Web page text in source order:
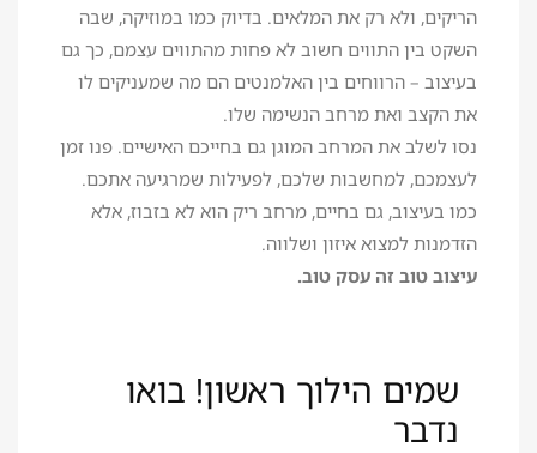
הריקים, ולא רק את המלאים. בדיוק כמו במוזיקה, שבה
השקט בין התווים חשוב לא פחות מהתווים עצמם, כך גם
בעיצוב – הרווחים בין האלמנטים הם מה שמעניקים לו
את הקצב ואת מרחב הנשימה שלו.
נסו לשלב את המרחב המוגן גם בחייכם האישיים. פנו זמן
לעצמכם, למחשבות שלכם, לפעילות שמרגיעה אתכם.
כמו בעיצוב, גם בחיים, מרחב ריק הוא לא בזבוז, אלא
הזדמנות למצוא איזון ושלווה.
עיצוב טוב זה עסק טוב.
שמים הילוך ראשון! בואו
נדבר